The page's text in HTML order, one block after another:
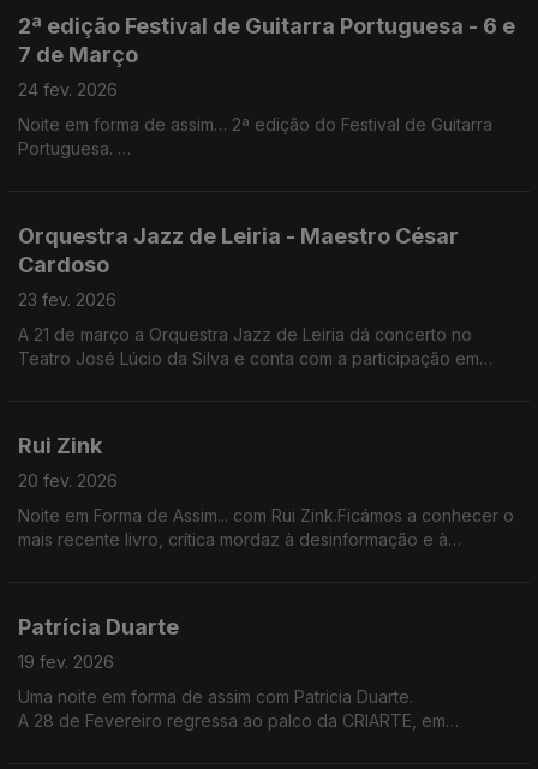
2ª edição Festival de Guitarra Portuguesa - 6 e
7 de Março
24 fev. 2026
Noite em forma de assim… 2ª edição do Festival de Guitarra
Portuguesa.
Orquestra Jazz de Leiria - Maestro César
Cardoso
23 fev. 2026
A 21 de março a Orquestra Jazz de Leiria dá concerto no
Teatro José Lúcio da Silva e conta com a participação em
Rui Zink
20 fev. 2026
Noite em Forma de Assim... com Rui Zink.Ficámos a conhecer o
mais recente livro, crítica mordaz à desinformação e à
Patrícia Duarte
19 fev. 2026
Uma noite em forma de assim com Patricia Duarte.
A 28 de Fevereiro regressa ao palco da CRIARTE, em